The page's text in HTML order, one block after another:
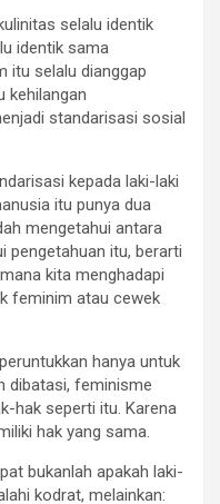
selalu identik
identik sama
itu selalu dianggap
kehilangan
standarisasi sosial
kepada laki-laki
itu punya dua
mengetahui antara
pengetahuan itu, berarti
kita menghadapi
feminim atau cewek
hanya untuk
dibatasi, feminisme
hak seperti itu. Karena
hak yang sama.
bukanlah apakah laki-
kodrat, melainkan: